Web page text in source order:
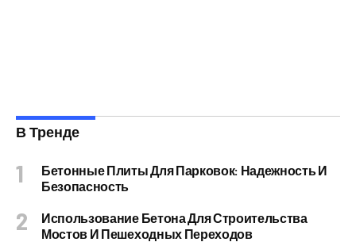
В Тренде
Бетонные Плиты Для Парковок: Надежность И
Безопасность
Использование Бетона Для Строительства
Мостов И Пешеходных Переходов